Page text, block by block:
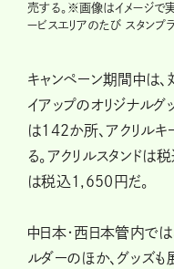
売する。※画像はイメージで
ービスエリアのたび スタンプラ
キャンペーン期間中は
イアップのオリジナルグ
は142か所、アクリル
る。アクリルスタンド
は税込1,650円だ。
中日本・西日本管内では
ルダーのほか、グッズ